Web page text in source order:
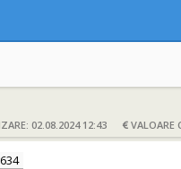
02.08.2024 12:43 VALOARE